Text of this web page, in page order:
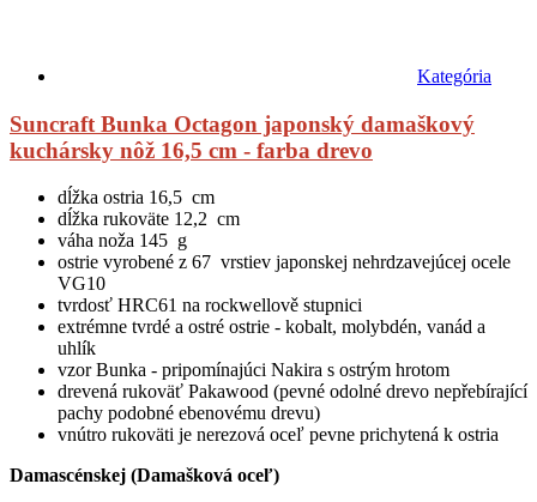
Kategória
Suncraft Bunka Octagon japonský damaškový
kuchársky nôž 16,5 cm - farba drevo
dĺžka ostria 16,5 cm
dĺžka rukoväte 12,2 cm
váha noža 145 g
ostrie vyrobené z 67 vrstiev japonskej nehrdzavejúcej ocele
VG10
tvrdosť HRC61 na rockwellově stupnici
extrémne tvrdé a ostré ostrie - kobalt, molybdén, vanád a
uhlík
vzor Bunka - pripomínajúci Nakira s ostrým hrotom
drevená rukoväť Pakawood (pevné odolné drevo nepřebírající
pachy podobné ebenovému drevu)
vnútro rukoväti je nerezová oceľ pevne prichytená k ostria
Damascénskej (Damašková oceľ)